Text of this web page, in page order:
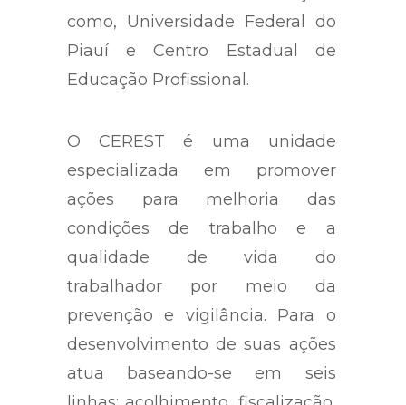
como, Universidade Federal do
Piauí e Centro Estadual de
Educação Profissional.
O CEREST é uma unidade
especializada em promover
ações para melhoria das
condições de trabalho e a
qualidade de vida do
trabalhador por meio da
prevenção e vigilância. Para o
desenvolvimento de suas ações
atua baseando-se em seis